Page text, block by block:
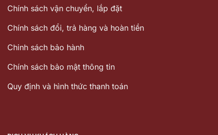
Chính sách vận chuyển, lắp đặt
Chính sách đổi, trả hàng và hoàn tiền
Chinh sách bảo hành
Chính sách bảo mật thông tin
Quy định và hình thức thanh toán